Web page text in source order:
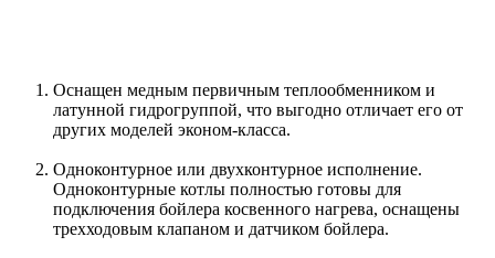
Оснащен медным первичным теплообменником и
латунной гидрогруппой, что выгодно отличает его от
других моделей эконом-класса.
Одноконтурное или двухконтурное исполнение.
Одноконтурные котлы полностью готовы для
подключения бойлера косвенного нагрева, оснащены
трехходовым клапаном и датчиком бойлера.